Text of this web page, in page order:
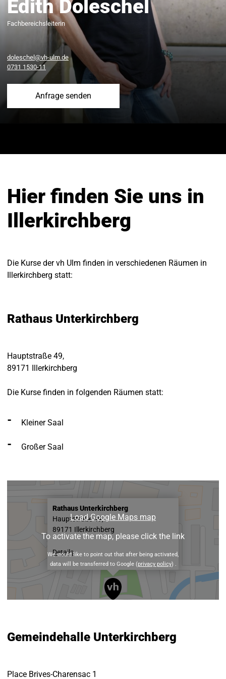
Edith Doleschel
Fachbereichsleiterin
doleschel@vh-ulm.de
0731 1530-11
Anfrage senden
Hier finden Sie uns in
Illerkirchberg
Die Kurse der vh Ulm finden in verschiedenen Räumen in
Illerkirchberg statt:
Rathaus Unterkirchberg
Hauptstraße 49,
89171 Illerkirchberg
Die Kurse finden in folgenden Räumen statt:
Kleiner Saal
Großer Saal
Rathaus Unterkirchberg
Hauptstraße 49,
89171 Illerkirchberg
Details
Load Google Maps map
To activate the map, please click the link
We would like to point out that after being activated,
data will be transferred to Google (privacy policy) .
Gemeindehalle Unterkirchberg
Place Brives-Charensac 1